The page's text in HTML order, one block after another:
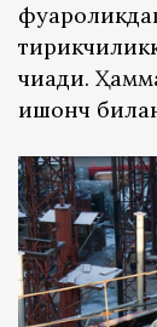
чиқади.
ишонч